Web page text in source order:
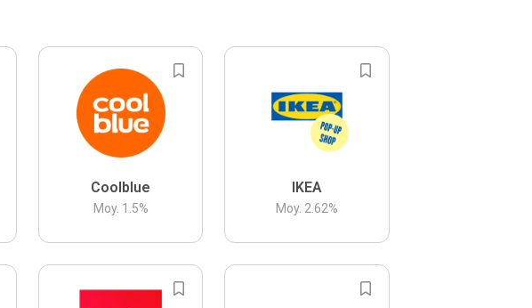
Coolblue
Moy. 1.5%
IKEA
Moy. 2.62%